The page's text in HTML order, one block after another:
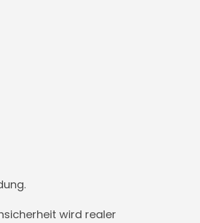
wird realer